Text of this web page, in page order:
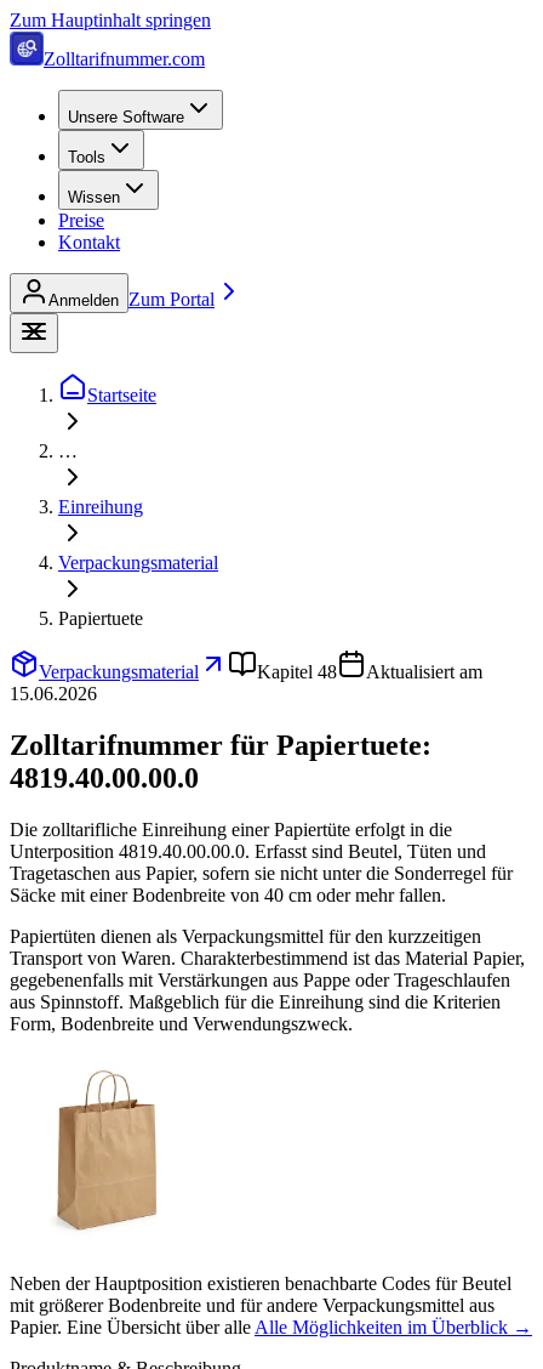
Zum Hauptinhalt springen
Zolltarifnummer.com
Unsere Software
Tools
Wissen
Preise
Kontakt
Anmelden Zum Portal
Startseite
…
Einreihung
Verpackungsmaterial
Papiertuete
Verpackungsmaterial Kapitel 48
Aktualisiert am
15.06.2026
Zolltarifnummer für Papiertuete:
4819.40.00.00.0
Die zolltarifliche Einreihung einer Papiertüte erfolgt in die
Unterposition 4819.40.00.00.0. Erfasst sind Beutel, Tüten und
Tragetaschen aus Papier, sofern sie nicht unter die Sonderregel für
Säcke mit einer Bodenbreite von 40 cm oder mehr fallen.
Papiertüten dienen als Verpackungsmittel für den kurzzeitigen
Transport von Waren. Charakterbestimmend ist das Material Papier,
gegebenenfalls mit Verstärkungen aus Pappe oder Trageschlaufen
aus Spinnstoff. Maßgeblich für die Einreihung sind die Kriterien
Form, Bodenbreite und Verwendungszweck.
Neben der Hauptposition existieren benachbarte Codes für Beutel
mit größerer Bodenbreite und für andere Verpackungsmittel aus
Papier. Eine Übersicht über alle Alle Möglichkeiten im Überblick →